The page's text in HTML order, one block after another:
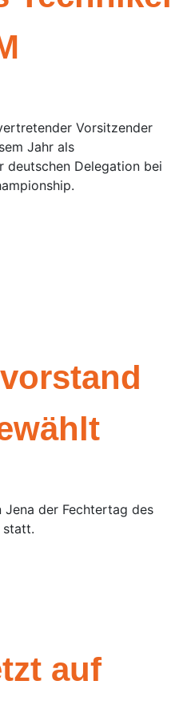
Vorsitzender
Jahr als
deutschen Delegation bei
der Fechtertag des
statt.
auf